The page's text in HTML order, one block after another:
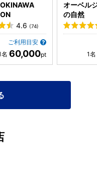
4.6 (74)
ご利用目安
60,000
オーベル
の自然